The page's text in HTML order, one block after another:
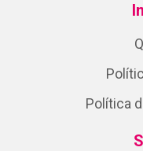
Política